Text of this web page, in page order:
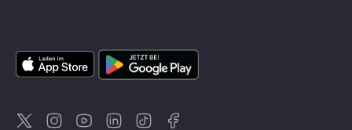
DayuseKanada
DayuseSingapur
DayuseZweden
DayuseKorea